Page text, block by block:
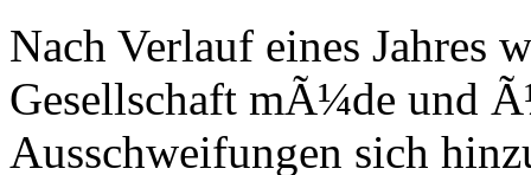
Nach Verlauf eines Jahres
Gesellschaft mÃ¼de und
Ausschweifungen sich